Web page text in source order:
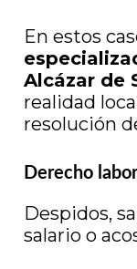
En estos
Alcázar de
realidad
resolución
Derecho
Despidos,
salario o